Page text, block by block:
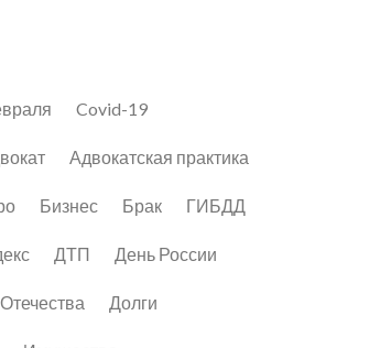
Covid-19
Адвокатская практика
Бизнес Брак ГИБДД
ДТП День России
Долги